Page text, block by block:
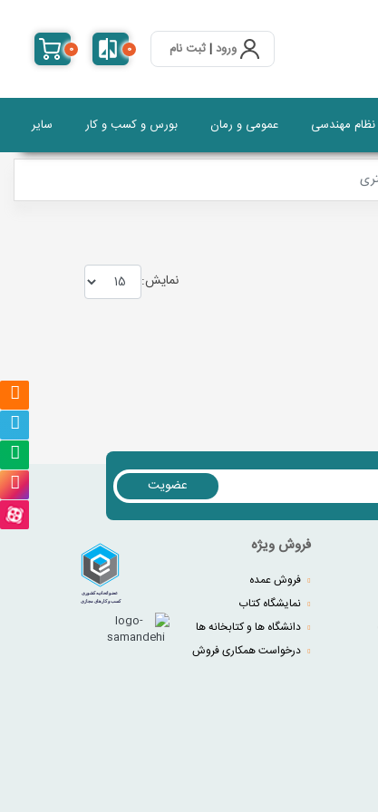
ورود|ثبت نام 0
0
نظام مهندسی عمومی و رمان بورس و کسب و کار سایر
نمايش:
عضویت
فروش ویژه
فروش عمده
نمایشگاه کتاب
دانشگاه ها و کتابخانه ها
درخواست همکاری فروش